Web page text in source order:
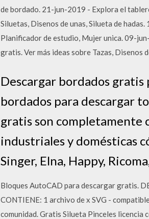
de bordado. 21-jun-2019 - Explora el
Siluetas, Disenos de unas, Silueta de
Planificador de estudio, Mujer unica. 09-
gratis. Ver más ideas sobre Tazas, Disenos
Descargar bordados gratis
bordados para descargar
gratis son completamente
industriales y domésticas
Singer, Elna, Happy,
Bloques AutoCAD para descargar gratis.
CONTIENE: 1 archivo de x SVG -
comunidad. Gratis Silueta Pinceles licencia